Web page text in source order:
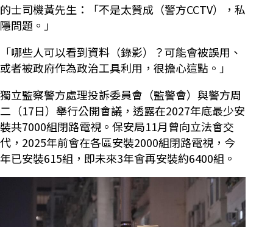
的士司機黃先生：「不是太贊成（警方CCTV），私
隱問題。」
「哪些人可以看到資料（錄影）？可能會被誤用、
或者被政府作為政治工具利用，很擔心這點。」
獨立監察警方處理投訴委員會（監警會）與警方周
二（17日）舉行公開會議，透露在2027年底最少安
裝共7000組閉路電視。保安局11月曾向立法會交
代，2025年前會在各區安裝2000組閉路電視，今
年已安裝615組，即未來3年會再安裝約6400組。